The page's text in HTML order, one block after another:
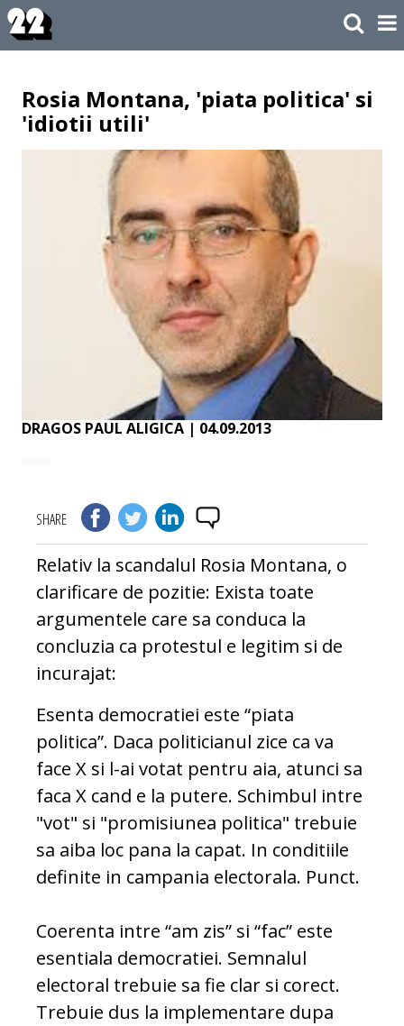
Rosia Montana, 'piata politica' si
'idiotii utili'
DRAGOS PAUL ALIGICA | 04.09.2013
SHARE
Relativ la scandalul Rosia Montana, o
clarificare de pozitie: Exista toate
argumentele care sa conduca la
concluzia ca protestul e legitim si de
incurajat:
Esenta democratiei este “piata
politica”. Daca politicianul zice ca va
face X si l-ai votat pentru aia, atunci sa
faca X cand e la putere. Schimbul intre
"vot" si "promisiunea politica" trebuie
sa aiba loc pana la capat. In conditiile
definite in campania electorala. Punct.
Coerenta intre “am zis” si “fac” este
esentiala democratiei. Semnalul
electoral trebuie sa fie clar si corect.
Trebuie dus la implementare dupa